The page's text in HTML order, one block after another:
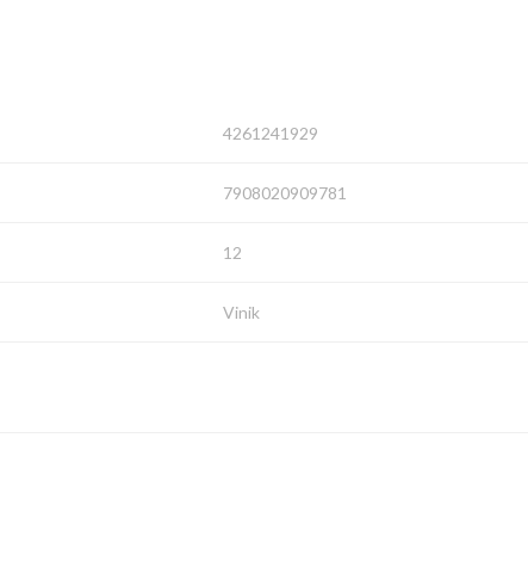
4261241929
7908020909781
12
Vinik